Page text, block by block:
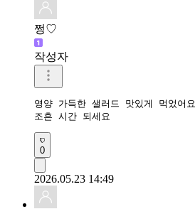
쩡♡
작성자
영양 가득한 샐러드 맛있게 먹었어요
조흔 시간 되세요
0
2026.05.23 14:49